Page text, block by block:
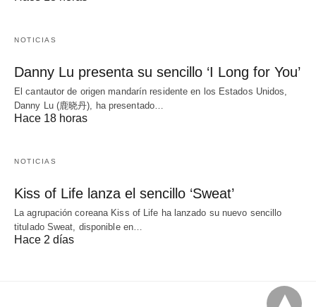
NOTICIAS
Danny Lu presenta su sencillo ‘I Long for You’
El cantautor de origen mandarín residente en los Estados Unidos,
Danny Lu (鹿晓丹), ha presentado…
Hace 18 horas
NOTICIAS
Kiss of Life lanza el sencillo ‘Sweat’
La agrupación coreana Kiss of Life ha lanzado su nuevo sencillo
titulado Sweat, disponible en…
Hace 2 días